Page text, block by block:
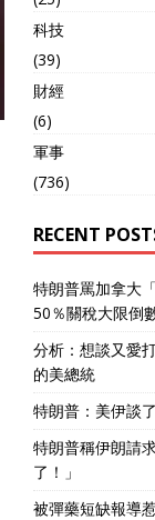
科技
(39)
財經
(6)
軍事
(736)
RECENT
特朗普罵加拿大
50％關稅大限倒
分析：想談又愛
的美總統
特朗普：美伊談
特朗普稱伊朗請
了！」
被彈藥短缺報導